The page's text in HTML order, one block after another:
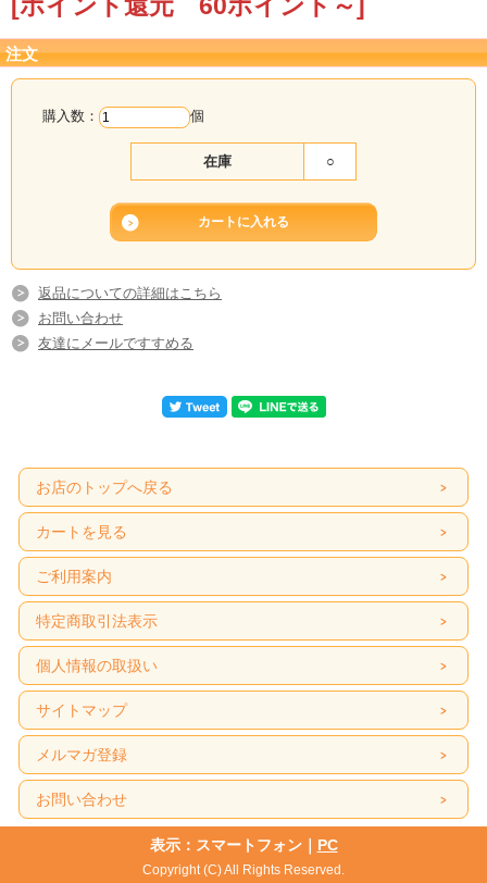
注文
購入数： 個
在庫 ○
返品についての詳細はこちら
お問い合わせ
友達にメールですすめる
お店のトップへ戻る
カートを見る
ご利用案内
特定商取引法表示
個人情報の取扱い
サイトマップ
メルマガ登録
お問い合わせ
表示：スマートフォン｜ PC
Copyright (C) All Rights Reserved.